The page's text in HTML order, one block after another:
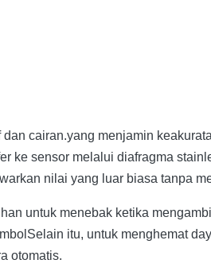
cairan.yang menjamin
ke sensor melalui diafragma
nilai yang luar biasa tanpa
untuk menebak ketika
itu, untuk menghemat
otomatis.